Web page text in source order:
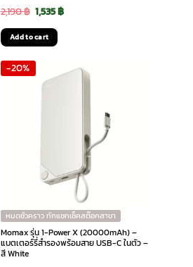
2,190฿ Original
price
was:
2,190 ฿.
1,535฿Current
1,535 ฿.
Add to cart
-20%
หมดชั่วคราว ทักแชทเช็คสต๊อกสาขา
Momax รุ่น 1-Power X (20000mAh) –
แบตเตอร์รี่สำรองพร้อมสาย USB-C ในตัว –
สี White